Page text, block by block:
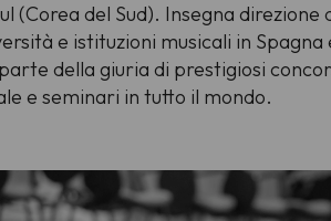
(Corea del Sud). Insegna direzione
e istituzioni musicali in
della giuria di prestigiosi
e seminari in tutto il mondo.